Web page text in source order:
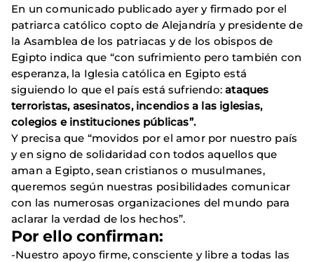
En un comunicado publicado ayer y firmado por el
patriarca católico copto de Alejandría y presidente de
la Asamblea de los patriacas y de los obispos de
Egipto indica que “con sufrimiento pero también con
esperanza, la Iglesia católica en Egipto está
siguiendo lo que el país está sufriendo:ataques
terroristas, asesinatos, incendios a las iglesias,
colegios e instituciones públicas”.
Y precisa que “movidos por el amor por nuestro país
y en signo de solidaridad con todos aquellos que
aman a Egipto, sean cristianos o musulmanes,
queremos según nuestras posibilidades comunicar
con las numerosas organizaciones del mundo para
aclarar la verdad de los hechos”.
Por ello confirman:
-Nuestro apoyo firme, consciente y libre a todas las